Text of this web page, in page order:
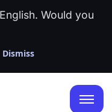
Would you
Dismiss